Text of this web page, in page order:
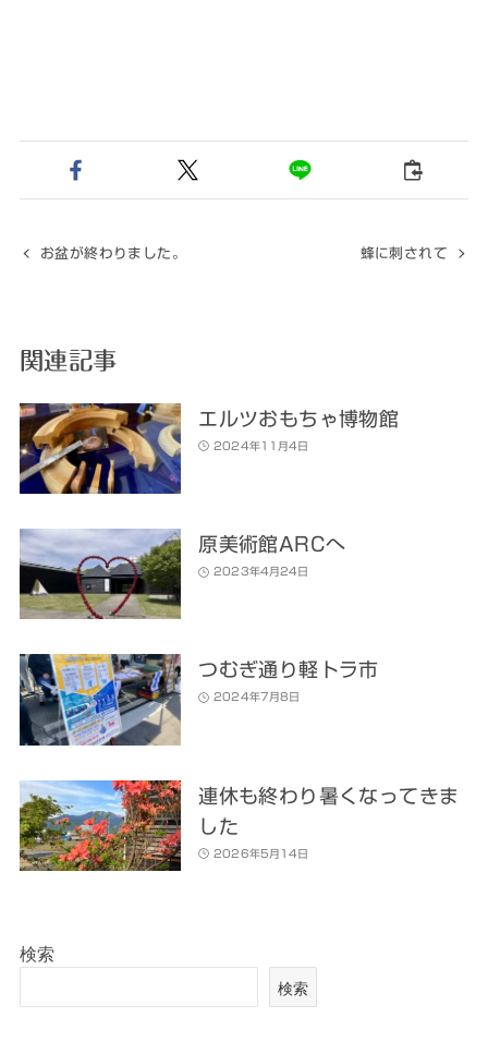
お盆が終わりました。 蜂に刺されて
関連記事
エルツおもちゃ博物館
2024年11月4日
原美術館ARCへ
2023年4月24日
つむぎ通り軽トラ市
2024年7月8日
連休も終わり暑くなってきま
した
2026年5月14日
検索
検索